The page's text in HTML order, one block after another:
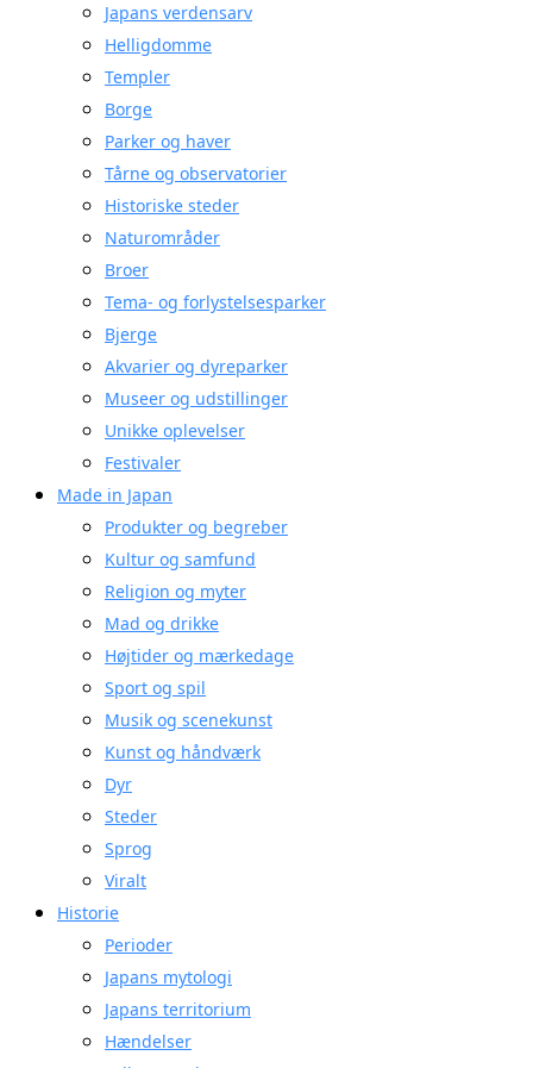
Japans verdensarv
Helligdomme
Templer
Borge
Parker og haver
Tårne og observatorier
Historiske steder
Naturområder
Broer
Tema- og forlystelsesparker
Bjerge
Akvarier og dyreparker
Museer og udstillinger
Unikke oplevelser
Festivaler
Made in Japan
Produkter og begreber
Kultur og samfund
Religion og myter
Mad og drikke
Højtider og mærkedage
Sport og spil
Musik og scenekunst
Kunst og håndværk
Dyr
Steder
Sprog
Viralt
Historie
Perioder
Japans mytologi
Japans territorium
Hændelser